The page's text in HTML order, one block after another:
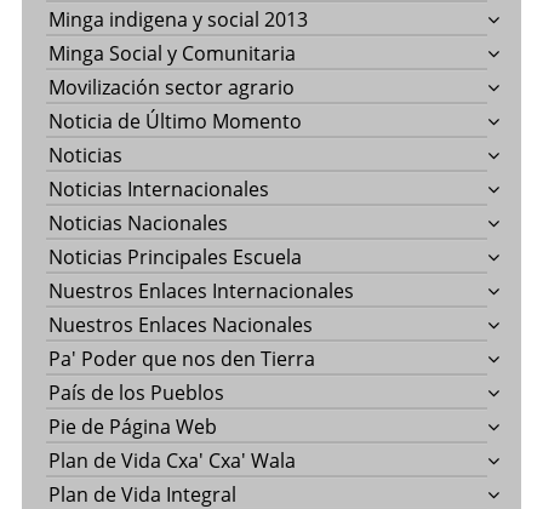
Minga indigena y social 2013
Minga Social y Comunitaria
Movilización sector agrario
Noticia de Último Momento
Noticias
Noticias Internacionales
Noticias Nacionales
Noticias Principales Escuela
Nuestros Enlaces Internacionales
Nuestros Enlaces Nacionales
Pa' Poder que nos den Tierra
País de los Pueblos
Pie de Página Web
Plan de Vida Cxa' Cxa' Wala
Plan de Vida Integral